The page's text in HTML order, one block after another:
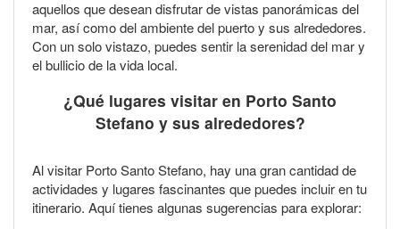
aquellos que desean disfrutar de vistas panorámicas del
mar, así como del ambiente del puerto y sus alrededores.
Con un solo vistazo, puedes sentir la serenidad del mar y
el bullicio de la vida local.
¿Qué lugares visitar en Porto Santo
Stefano y sus alrededores?
Al visitar Porto Santo Stefano, hay una gran cantidad de
actividades y lugares fascinantes que puedes incluir en tu
itinerario. Aquí tienes algunas sugerencias para explorar: